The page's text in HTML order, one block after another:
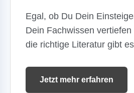
Egal, ob Du Dein
Dein Fachwissen
die richtige Literatur gibt
Jetzt mehr erfahren